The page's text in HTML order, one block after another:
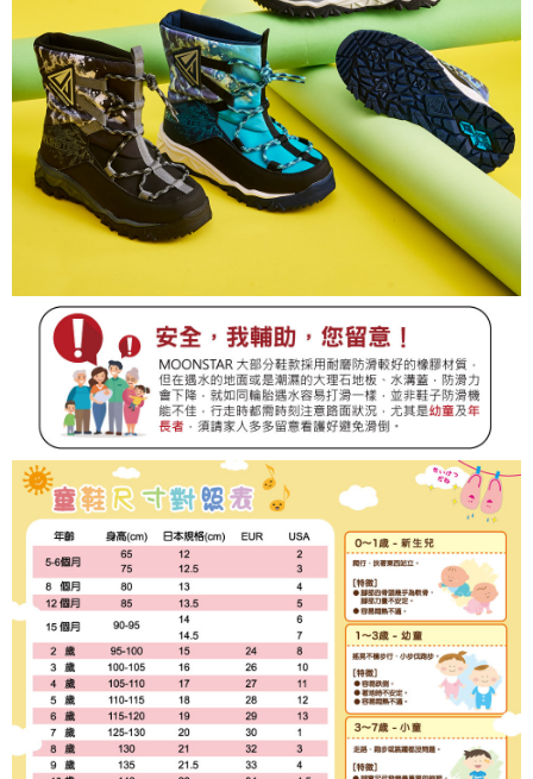
１．透過由恩沛科技股份有限公司提供之「AFTEE先享後付」服務完成之交
易，需依本服務之必要範圍內提供個人資料，並將交易相關給付款項請求債
權轉讓予恩沛科技股份有限公司。
２．關於個人資料處理事宜，請瀏覽以下網址：
https://aftee.tw/terms/#terms3
３．未成年的使用者請事先徵得法定代理人或監護人之同意方可使用
「AFTEE先享後付」，若未經同意申辦者引起之損失，本公司不負相關責
任。
４．使用「AFTEE先享後付」時，將依據個別帳號之用戶狀況，依本公司即
時審查核予不同之上限額度；若仍有額度不足之情形，本公司將視審查結果
請求用戶進行身份認證。
５．嚴禁一人註冊多個帳號或使用他人資訊註冊。若發現惡意使用之情形，
恩沛科技股份有限公司將有權停止該用戶之使用額度並採取法律行動。